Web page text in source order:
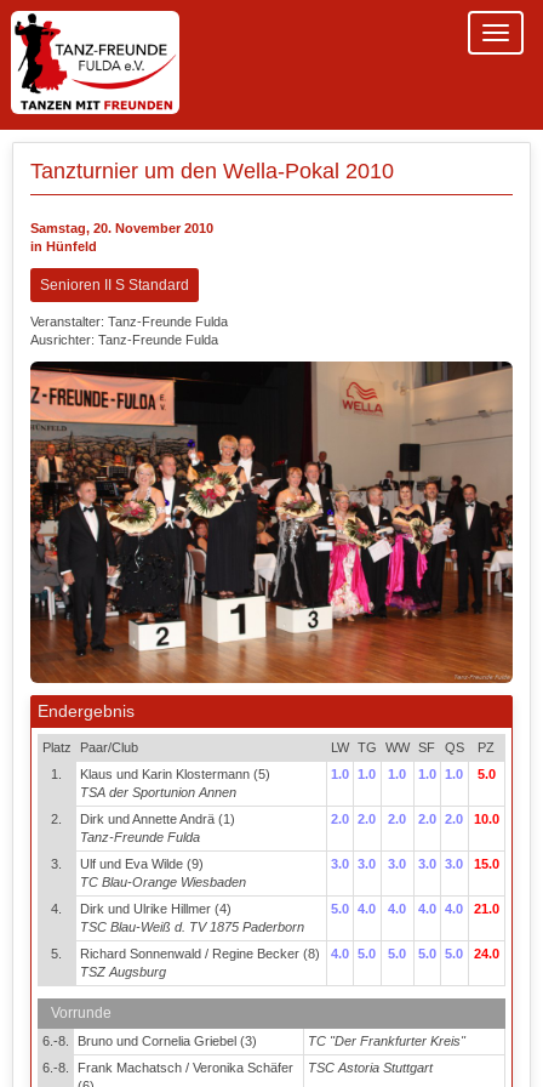
Tanzturnier um den Wella-Pokal 2010
Samstag, 20. November 2010
in Hünfeld
Senioren II S Standard
Veranstalter: Tanz-Freunde Fulda
Ausrichter: Tanz-Freunde Fulda
Endergebnis
Platz Paar/Club LW TG WW SF QS
PZ
1.
Klaus und Karin Klostermann (5)
TSA der Sportunion Annen
1.0 1.0 1.0 1.0 1.0 5.0
2.
Dirk und Annette Andrä (1)
Tanz-Freunde Fulda
2.0 2.0 2.0 2.0 2.0 10.0
3.
Ulf und Eva Wilde (9)
TC Blau-Orange Wiesbaden
3.0 3.0 3.0 3.0 3.0 15.0
4.
Dirk und Ulrike Hillmer (4)
TSC Blau-Weiß d. TV 1875 Paderborn
5.0 4.0 4.0 4.0 4.0 21.0
5.
Richard Sonnenwald / Regine Becker (8)
TSZ Augsburg
4.0 5.0 5.0 5.0 5.0 24.0
Vorrunde
6.-8. Bruno und Cornelia Griebel (3)
TC "Der Frankfurter Kreis"
6.-8.
Frank Machatsch / Veronika Schäfer
TSC Astoria Stuttgart